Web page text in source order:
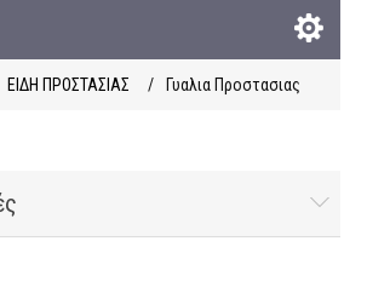
ΕΙΔΗ ΠΡΟΣΤΑΣΙΑΣ / Γυαλια Προστασιας